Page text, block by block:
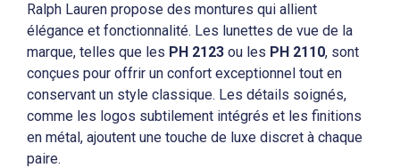
Ralph Lauren propose des montures qui allient
élégance et fonctionnalité. Les lunettes de vue de la
marque, telles que les PH 2123 ou les PH 2110, sont
conçues pour offrir un confort exceptionnel tout en
conservant un style classique. Les détails soignés,
comme les logos subtilement intégrés et les finitions
en métal, ajoutent une touche de luxe discret à chaque
paire.